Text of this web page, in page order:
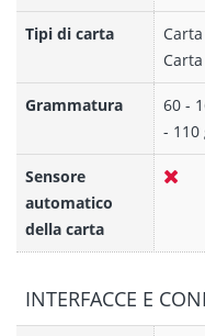
Tipi di carta
Grammatura
60 -
- 110
Sensore
automatico
della carta
INTERFACCE E